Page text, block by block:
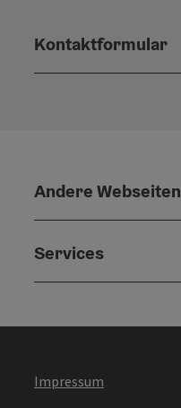
Kontaktformular
Andere Webseiten
Services
Impressum